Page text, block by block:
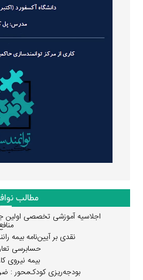
مطالب
اجلاسیه آموزشی تخصصی اولین
نقدی بر آیین‌نامه بیمه
حسابرسی
بیمه نیروی
بودجه‌ریزی کودک‌محور :